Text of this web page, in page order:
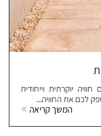
יוקרתית וייחודית
לכם את החוויה...
המשך קריאה